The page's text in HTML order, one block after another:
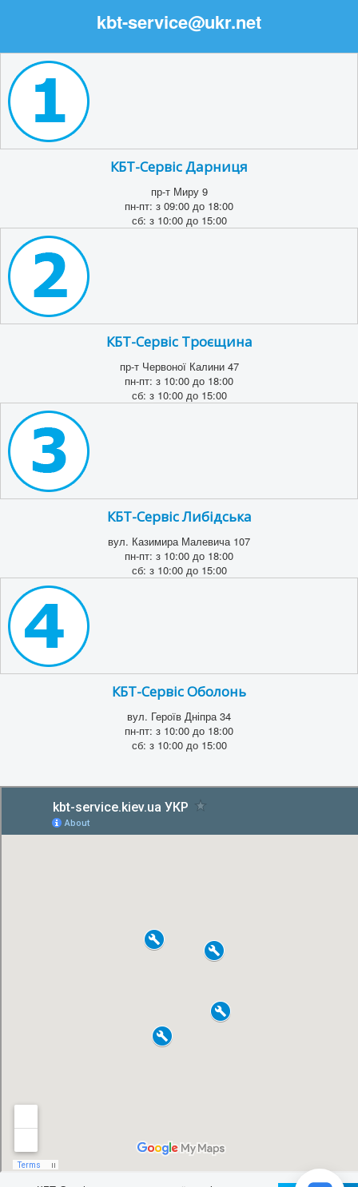
kbt-service@ukr.net
КБТ-Сервіс Дарниця
пр-т Миру 9
пн-пт: з 09:00 до 18:00
сб: з 10:00 до 15:00
КБТ-Сервіс Троєщина
пр-т Червоної Калини 47
пн-пт: з 10:00 до 18:00
сб: з 10:00 до 15:00
КБТ-Сервіс Либідська
вул. Казимира Малевича 107
пн-пт: з 10:00 до 18:00
сб: з 10:00 до 15:00
КБТ-Сервіс Оболонь
вул. Героїв Дніпра 34
пн-пт: з 10:00 до 18:00
сб: з 10:00 до 15:00